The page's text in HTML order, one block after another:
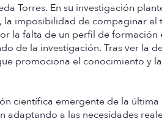
Torres. En su investigación
la imposibilidad de compaginar el
la falta de un perfil de formación
de la investigación. Tras ver la
promociona el conocimiento y
científica emergente de la
a las necesidades